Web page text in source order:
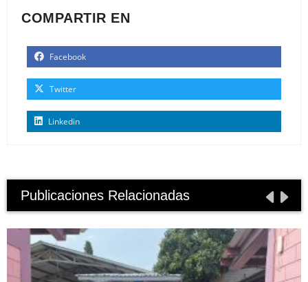
COMPARTIR EN
Facebook
Twitter
Linkedin
Publicaciones Relacionadas